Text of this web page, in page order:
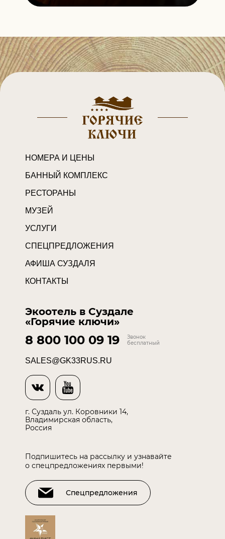
НОМЕРА И ЦЕНЫ
БАННЫЙ КОМПЛЕКС
РЕСТОРАНЫ
МУЗЕЙ
УСЛУГИ
СПЕЦПРЕДЛОЖЕНИЯ
АФИША СУЗДАЛЯ
КОНТАКТЫ
Экоотель в Суздале
«Горячие ключи»
8 800 100 09 19
Звонок
бесплатный
SALES@GK33RUS.RU
г. Суздаль ул. Коровники 14,
Владимирская область,
Россия
Подпишитесь на рассылку и узнавайте
о спецпредложениях первыми!
Спецпредложения